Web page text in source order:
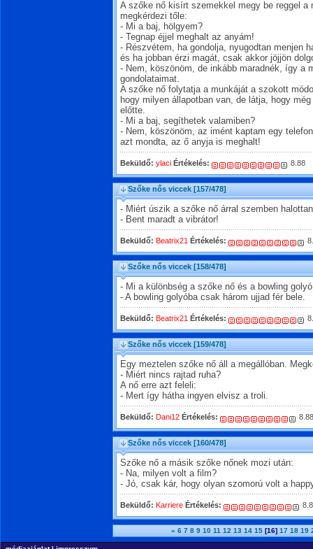
A szőke nő kisírt szemekkel megy be reggel a
megkérdezi tőle:
- Mi a baj, hölgyem?
- Tegnap éjjel meghalt az anyám!
- Részvétem, ha gondolja, nyugodtan menjen
és ha jobban érzi magát, csak akkor jöjjön
- Nem, köszönöm, de inkább maradnék, így a
gondolataimat.
A szőke nő folytatja a munkáját a szokott
hogy milyen állapotban van, de látja, hogy
előtte.
- Mi a baj, segíthetek valamiben?
- Nem, köszönöm, az imént kaptam egy
azt mondta, az ő anyja is meghalt!
Beküldő: ylaci Értékelés: 8.88
Szőke nős viccek [157/478]
- Miért úszik a szőke nő árral szemben
- Bent maradt a vibrátor!
Beküldő: Beatrix21 Értékelés:
Szőke nős viccek [158/478]
- Mi a különbség a szőke nő és a bowling
- A bowling golyóba csak három ujjad fér bele.
Beküldő: Beatrix21 Értékelés:
Szőke nős viccek [159/478]
Egy meztelen szőke nő áll a megállóban.
- Miért nincs rajtad ruha?
A nő erre azt feleli:
- Mert így hátha ingyen elvisz a troli.
Beküldő: Dani12 Értékelés: 8.88
Szőke nős viccek [160/478]
Szőke nő a másik szőke nőnek mozi után:
- Na, milyen volt a film?
- Jó, csak kár, hogy olyan szomorú volt a
Beküldő: Karriere Értékelés:
« 6 7 8 9 10 11 12 13 14 15 [16] 17 18 19